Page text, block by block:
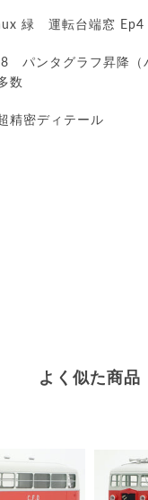
緑 運転台端窓
パンタグラフ昇降（
数
精密ディテール
よく似た商品